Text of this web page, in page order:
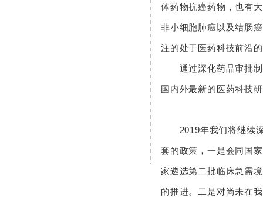
体药物抗癌药物，也有
非小细胞肺癌以及结肠
注的处于医药科技前
通过深化药品审批制
国内外最新的医药科技
2019年我们将继续深
套的政策，一是会同国
家遴选第二批临床急需
的推进。二是对尚未在